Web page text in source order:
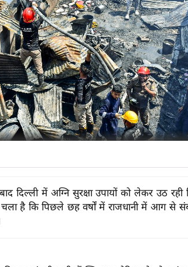
दिल्ली में अग्नि सुरक्षा उपायों को लेकर उठ
है कि पिछले छह वर्षों में राजधानी में आग से